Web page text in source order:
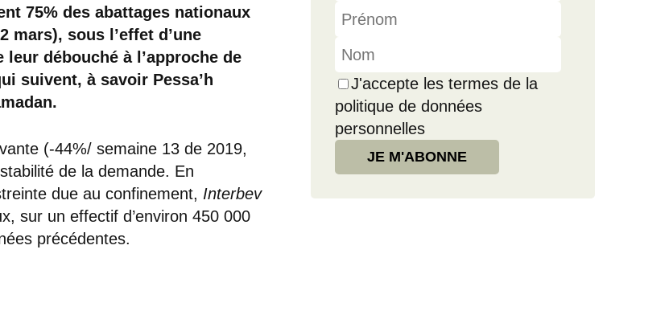
75% des abattages nationaux
mars), sous l’effet d’une
débouché à l’approche de
suivent, à savoir Pessa’h
(-44%/ semaine 13 de 2019,
de la demande. En
due au confinement, Interbev
sur un effectif d’environ 450 000
précédentes.
J'accepte les termes de la
politique de données
personnelles